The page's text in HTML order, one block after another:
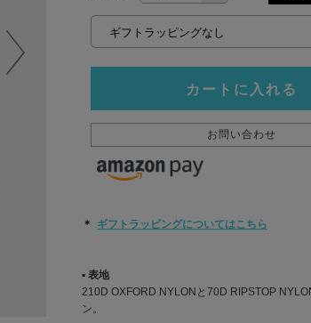
カートに入れる
お問い合わせ
＊ ギフトラッピングについてはこちら
▪︎ 表地
210D OXFORD NYLONと70D RIPSTOP
ン。